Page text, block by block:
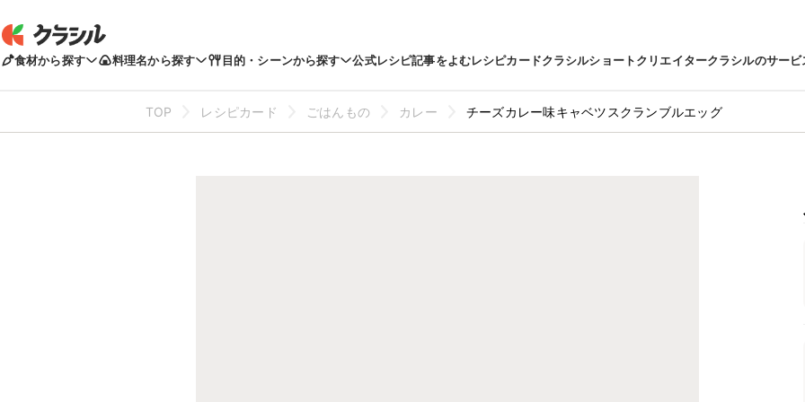
食材から探す 料理名から探す 目的・シーンから探す 公式レシピ記事をよむレシピカードクラシルショートクリエイタークラシルのサービ
TOP レシピカード ごはんもの カレー チーズカレー味キャベツスクランブルエッグ